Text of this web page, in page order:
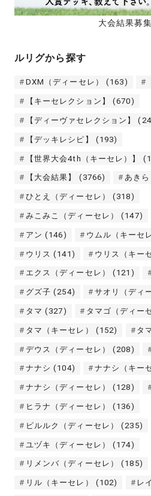
大会結果募
ルリグから探す
DXM（ディーセレ） (163)
【キーセレクション】 (670)
【ディーヴァセレクション】
【デッキレシピ】 (193)
【世界大会4th（キーセレ）】
【大会結果】 (3766) あきら
ひとえ（ディーセレ） (318)
みこみこ（ディーセレ） (147)
アン (146) ウムル（キーセ
ウリス (141) ウリス（キー
エクス（ディーセレ） (121)
グズ子 (254) サオリ（ディ
タマ (327) タマゴ（ディー
タマ（キーセレ） (152) タ
デウス（ディーセレ） (208)
ナナシ (104) ナナシ（キー
ナナシ（ディーセレ） (128)
ヒラナ（ディーセレ） (136)
ピルルク（ディーセレ） (235)
ユヅキ（ディーセレ） (174)
リメンバ（ディーセレ） (185)
リル（キーセレ） (102) レ